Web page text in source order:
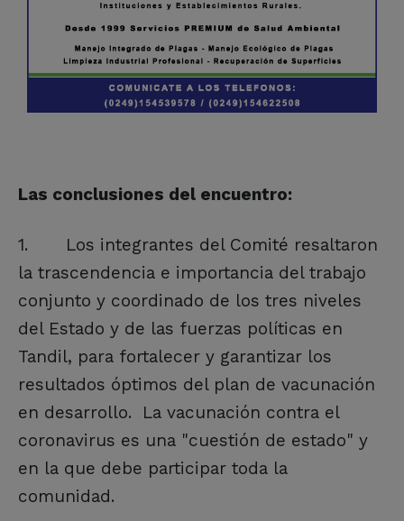
Las conclusiones del encuentro:
1. Los integrantes del Comité resaltaron
la trascendencia e importancia del trabajo
conjunto y coordinado de los tres niveles
del Estado y de las fuerzas políticas en
Tandil, para fortalecer y garantizar los
resultados óptimos del plan de vacunación
en desarrollo. La vacunación contra el
coronavirus es una "cuestión de estado" y
en la que debe participar toda la
comunidad.